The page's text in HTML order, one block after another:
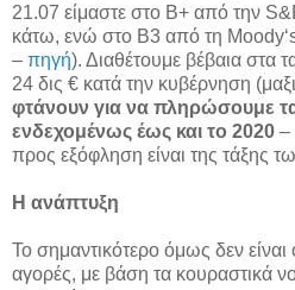
21.07 είμαστε στο Β+ από την
κάτω, ενώ στο Β3 από τη
– πηγή). Διαθέτουμε βέβαια στα
24 δις € κατά την κυβέρνηση
φτάνουν για να πληρώσουμε
ενδεχομένως έως και το 2020 –
προς εξόφληση είναι της τάξης
Η ανάπτυξη
Το σημαντικότερο όμως δεν
αγορές, με βάση τα κουραστικά